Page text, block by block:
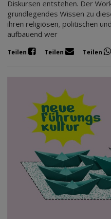
Diskursen entstehen. Der
grundlegendes Wissen zu
ihren religiösen, politischen
aufbauend wer
Teilen Teilen Teilen